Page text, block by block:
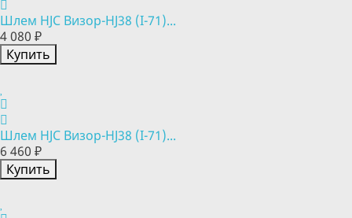
Шлем HJC Визор-HJ38 (I-71)...
4 080 ₽
Купить
Шлем HJC Визор-HJ38 (I-71)...
6 460 ₽
Купить